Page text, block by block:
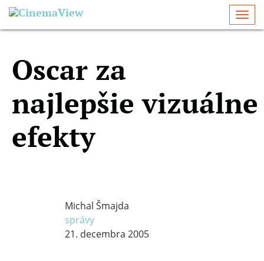
Oscar za
najlepšie vizuálne
efekty
Michal Šmajda
správy
21. decembra 2005